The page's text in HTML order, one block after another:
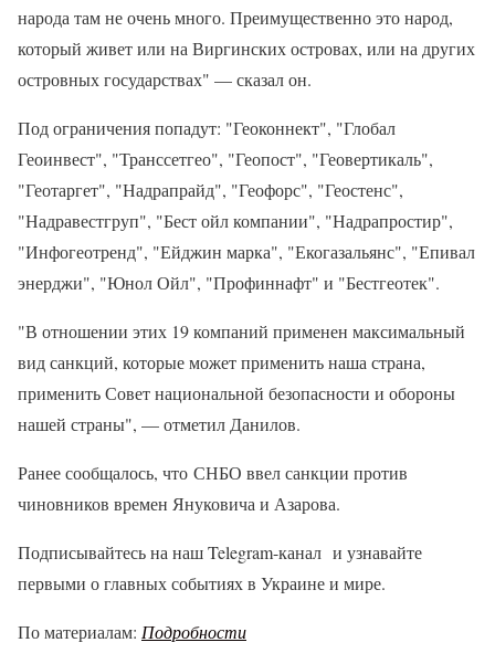
народа там не очень много. Преимущественно это народ,
который живет или на Виргинских островах, или на других
островных государствах" — сказал он.
Под ограничения попадут: "Геоконнект", "Глобал
Геоинвест", "Транссетгео", "Геопост", "Геовертикаль",
"Геотаргет", "Надрапрайд", "Геофорс", "Геостенс",
"Надравестгруп", "Бест ойл компании", "Надрапростир",
"Инфогеотренд", "Ейджин марка", "Екогазальянс", "Епивал
энерджи", "Юнол Ойл", "Профиннафт" и "Бестгеотек".
"В отношении этих 19 компаний применен максимальный
вид санкций, которые может применить наша страна,
применить Совет национальной безопасности и обороны
нашей страны", — отметил Данилов.
Ранее сообщалось, что СНБО ввел санкции против
чиновников времен Януковича и Азарова.
Подписывайтесь на наш Telegram-канал и узнавайте
первыми о главных событиях в Украине и мире.
По материалам: Подробности